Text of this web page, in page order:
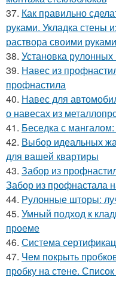
37. Как правильно
руками. Укладка стены
раствора своими руками
38. Установка
39. Навес из
профнастила
40. Навес для
о навесах из
41. Беседка с
42. Выбор идеальных
для вашей квартиры
43. Забор из
Забор из профнастала
44. Рулонные шторы:
45. Умный подход к
проеме
46. Система
47. Чем покрыть
пробку на стене.